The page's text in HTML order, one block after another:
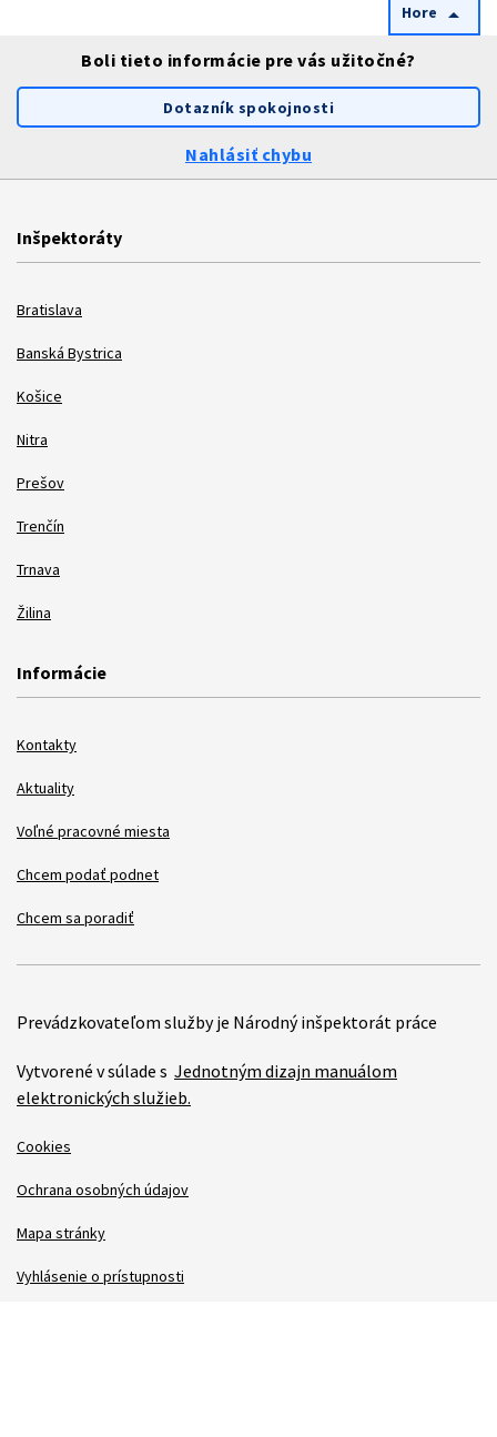
Hore arrow_drop_up
Boli tieto informácie pre vás užitočné?
Dotazník spokojnosti
Nahlásiť chybu
Inšpektoráty
Bratislava
Banská Bystrica
Košice
Nitra
Prešov
Trenčín
Trnava
Žilina
Informácie
Kontakty
Aktuality
Voľné pracovné miesta
Chcem podať podnet
Chcem sa poradiť
Prevádzkovateľom služby je Národný inšpektorát práce
Vytvorené v súlade s Jednotným dizajn manuálom
elektronických služieb.
Cookies
Ochrana osobných údajov
Mapa stránky
Vyhlásenie o prístupnosti